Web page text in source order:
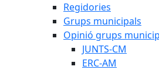
Regidories
Grups municipals
Opinió grups
JUNTS-CM
ERC-AM